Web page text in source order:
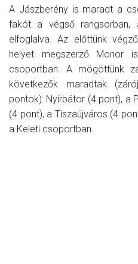
A Jászberény is maradt a
fakót a végső rangsorban,
elfoglalva. Az előttünk
helyet megszerző Monor
csoportban. A mögöttünk
következők maradtak
pontok): Nyírbátor (4 pont), a
(4 pont), a Tiszaújváros (4
a Keleti csoportban.